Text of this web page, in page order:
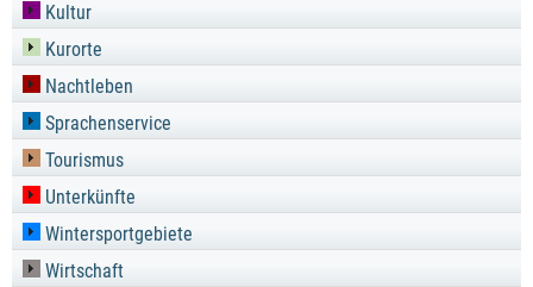
Kultur
Kurorte
Nachtleben
Sprachenservice
Tourismus
Unterkünfte
Wintersportgebiete
Wirtschaft